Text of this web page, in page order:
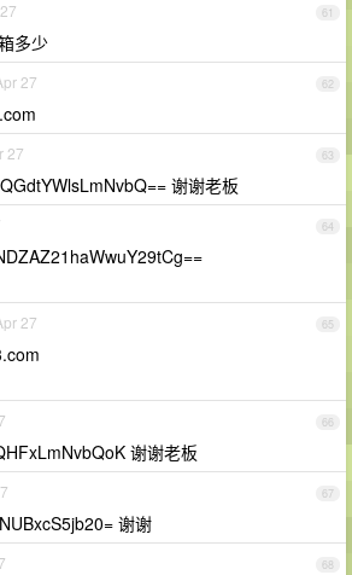
61
多少
62
27
63
27
谢谢老板
64
65
27
66
谢谢老板
67
谢谢
68